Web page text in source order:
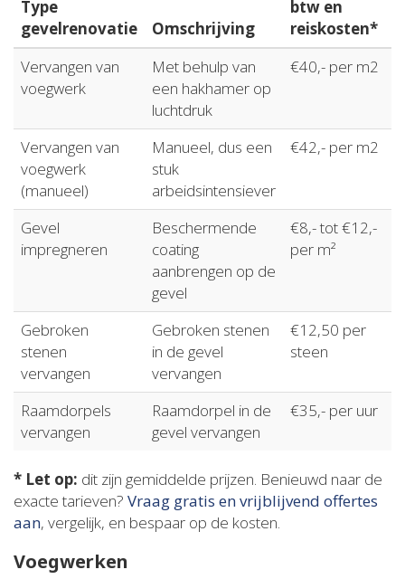
Type
gevelrenovatie
Omschrijving
btw en
reiskosten*
Vervangen van
voegwerk
Met behulp van
een hakhamer op
luchtdruk
€40,- per m2
Vervangen van
voegwerk
(manueel)
Manueel, dus een
stuk
arbeidsintensiever
€42,- per m2
Gevel
impregneren
Beschermende
coating
aanbrengen op de
gevel
€8,- tot €12,-
per m²
Gebroken
stenen
vervangen
Gebroken stenen
in de gevel
vervangen
€12,50 per
steen
Raamdorpels
vervangen
Raamdorpel in de
gevel vervangen
€35,- per uur
* Let op: dit zijn gemiddelde prijzen. Benieuwd naar de
exacte tarieven? Vraag gratis en vrijblijvend offertes
aan, vergelijk, en bespaar op de kosten.
Voegwerken